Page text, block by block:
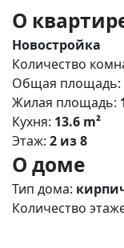
районе
транспорта; -
12 этажей
пространства,
Дворы: без
игровые
цены и качества;
программ. N4529
О
Новостройка
Количество
Общая площадь:
Жилая площадь:
Кухня: 13.6 m²
Этаж: 2 из 8
О доме
Тип дома:
Количество